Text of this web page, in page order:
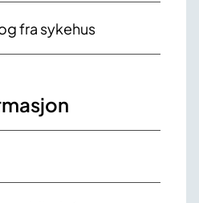
fra sykehus